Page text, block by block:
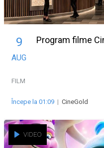
9
AUG
Program filme
FILM
Începe la 01:09 | CineGold
VIDEO